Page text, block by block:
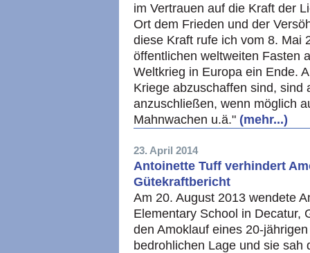
im Vertrauen auf die Kraft der
Ort dem Frieden und der
diese Kraft rufe ich vom 8. Mai
öffentlichen weltweiten Fasten
Weltkrieg in Europa ein Ende.
Kriege abzuschaffen sind, sind
anzuschließen, wenn möglich
Mahnwachen u.ä." (mehr...)
23. April 2014
Antoinette Tuff verhindert
Gütekraftbericht
Am 20. August 2013 wendete
Elementary School in Decatur,
den Amoklauf eines 20-
bedrohlichen Lage und sie